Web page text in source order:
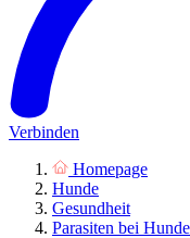
Verbinden
Homepage
Hunde
Gesundheit
Parasiten bei